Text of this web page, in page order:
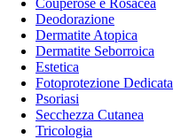
Deodorazione
Dermatite Atopica
Dermatite Seborroica
Estetica
Fotoprotezione Dedicata
Psoriasi
Secchezza Cutanea
Tricologia